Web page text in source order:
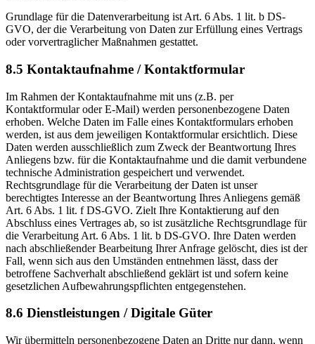
Grundlage für die Datenverarbeitung ist Art. 6 Abs. 1 lit. b DS-
GVO, der die Verarbeitung von Daten zur Erfüllung eines Vertrags
oder vorvertraglicher Maßnahmen gestattet.
8.5 Kontaktaufnahme / Kontaktformular
Im Rahmen der Kontaktaufnahme mit uns (z.B. per
Kontaktformular oder E-Mail) werden personenbezogene Daten
erhoben. Welche Daten im Falle eines Kontaktformulars erhoben
werden, ist aus dem jeweiligen Kontaktformular ersichtlich. Diese
Daten werden ausschließlich zum Zweck der Beantwortung Ihres
Anliegens bzw. für die Kontaktaufnahme und die damit verbundene
technische Administration gespeichert und verwendet.
Rechtsgrundlage für die Verarbeitung der Daten ist unser
berechtigtes Interesse an der Beantwortung Ihres Anliegens gemäß
Art. 6 Abs. 1 lit. f DS-GVO. Zielt Ihre Kontaktierung auf den
Abschluss eines Vertrages ab, so ist zusätzliche Rechtsgrundlage für
die Verarbeitung Art. 6 Abs. 1 lit. b DS-GVO. Ihre Daten werden
nach abschließender Bearbeitung Ihrer Anfrage gelöscht, dies ist der
Fall, wenn sich aus den Umständen entnehmen lässt, dass der
betroffene Sachverhalt abschließend geklärt ist und sofern keine
gesetzlichen Aufbewahrungspflichten entgegenstehen.
8.6 Dienstleistungen / Digitale Güter
Wir übermitteln personenbezogene Daten an Dritte nur dann, wenn